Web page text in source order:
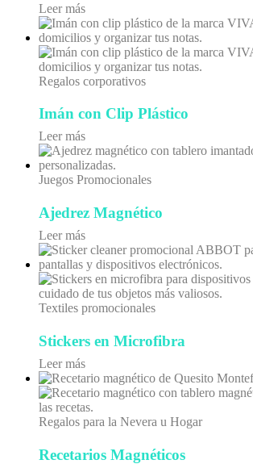
Leer más
Regalos corporativos
Imán con Clip Plástico
Leer más
Juegos Promocionales
Ajedrez Magnético
Leer más
Textiles promocionales
Stickers en Microfibra
Leer más
Regalos para la Nevera u Hogar
Recetarios Magnéticos